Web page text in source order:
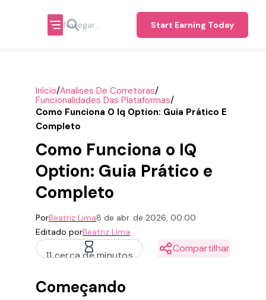
Start Earning Today
Início/Analises De Corretoras/
Funcionalidades Das Plataformas/
Como Funciona O Iq Option: Guia Prático E
Completo
Como Funciona o IQ
Option: Guia Prático e
Completo
PorBeatriz Lima8 de abr. de 2026, 00:00
Editado porBeatriz Lima
11 cerca de minutos
Compartilhar
Começando